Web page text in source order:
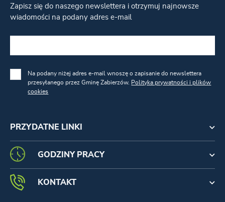
PRZYDATNE LINKI
Zapisz się do naszego newslettera i otrzymuj najnowsze
wiadomości na podany adres e-mail
Na podany niżej adres e-mail wnoszę o zapisanie do newslettera
przesyłanego przez Gminę Zabierzów. Polityka prywatności i plików
cookies
GODZINY PRACY
KONTAKT